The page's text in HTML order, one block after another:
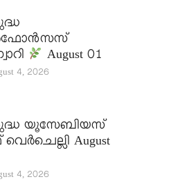
August 01
4, 2026
യൂസേബിയസ്
August
4, 2026